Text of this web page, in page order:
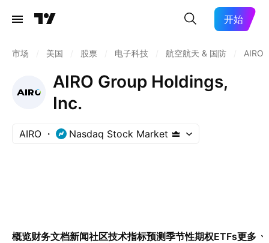
开始
市场 美国 股票 电子科技 航空航天 & 国防 AIRO
AIRO Group Holdings,
Inc.
AIRO Nasdaq Stock Market
概览财务文档新闻社区技术指标预测季节性期权ETFs更多